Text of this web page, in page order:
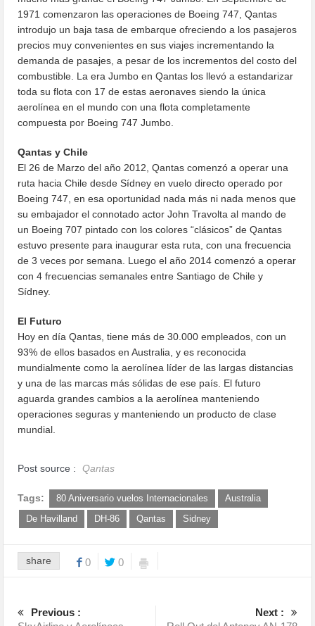
1971 comenzaron las operaciones de Boeing 747, Qantas
introdujo un baja tasa de embarque ofreciendo a los pasajeros
precios muy convenientes en sus viajes incrementando la
demanda de pasajes, a pesar de los incrementos del costo del
combustible. La era Jumbo en Qantas los llevó a estandarizar
toda su flota con 17 de estas aeronaves siendo la única
aerolínea en el mundo con una flota completamente
compuesta por Boeing 747 Jumbo.
Qantas y Chile
El 26 de Marzo del año 2012, Qantas comenzó a operar una
ruta hacia Chile desde Sídney en vuelo directo operado por
Boeing 747, en esa oportunidad nada más ni nada menos que
su embajador el connotado actor John Travolta al mando de
un Boeing 707 pintado con los colores “clásicos” de Qantas
estuvo presente para inaugurar esta ruta, con una frecuencia
de 3 veces por semana. Luego el año 2014 comenzó a operar
con 4 frecuencias semanales entre Santiago de Chile y
Sídney.
El Futuro
Hoy en día Qantas, tiene más de 30.000 empleados, con un
93% de ellos basados en Australia, y es reconocida
mundialmente como la aerolínea líder de las largas distancias
y una de las marcas más sólidas de ese país. El futuro
aguarda grandes cambios a la aerolínea manteniendo
operaciones seguras y manteniendo un producto de clase
mundial.
Post source : Qantas
Tags: 80 Aniversario vuelos Internacionales
Australia
De Havilland
DH-86 Qantas Sidney
share 0 0
Previous :
Next :